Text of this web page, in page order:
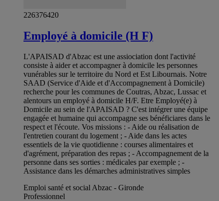
226376420
Employé à domicile (H F)
L'APAISAD d'Abzac est une assiociation dont l'activité
consiste à aider et accompagner à domicile les personnes
vunérables sur le territoire du Nord et Est Libournais. Notre
SAAD (Service d'Aide et d'Accompagnement à Domicile)
recherche pour les communes de Coutras, Abzac, Lussac et
alentours un employé à domicile H/F. Etre Employé(e) à
Domicile au sein de l'APAISAD ? C'est intégrer une équipe
engagée et humaine qui accompagne ses bénéficiares dans le
respect et l'écoute. Vos missions : - Aide ou réalisation de
l'entretien courant du logement ; - Aide dans les actes
essentiels de la vie quotidienne : courses alimentaires et
d'agrément, préparation des repas ; - Accompagnement de la
personne dans ses sorties : médicales par exemple ; -
Assistance dans les démarches administratives simples
Emploi santé et social Abzac - Gironde
Professionnel